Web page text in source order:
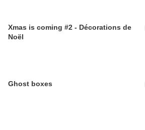
Xmas is coming #2 - Décorations de
Noël
Ghost boxes